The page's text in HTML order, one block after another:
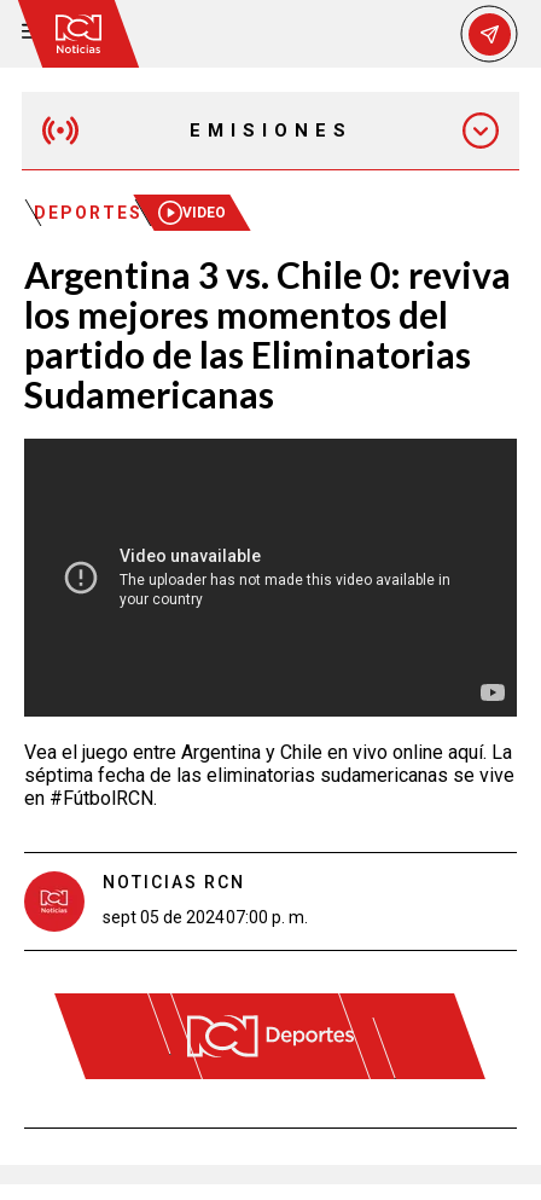
EMISIONES
EMISIÓN 12:30 PM
EMISIÓN 7:00 PM
DEPORTES VIDEO
Argentina 3 vs. Chile 0: reviva
los mejores momentos del
partido de las Eliminatorias
Sudamericanas
Vea el juego entre Argentina y Chile en vivo online aquí. La
séptima fecha de las eliminatorias sudamericanas se vive
en #FútbolRCN.
NOTICIAS RCN
sept 05 de 202407:00 p. m.